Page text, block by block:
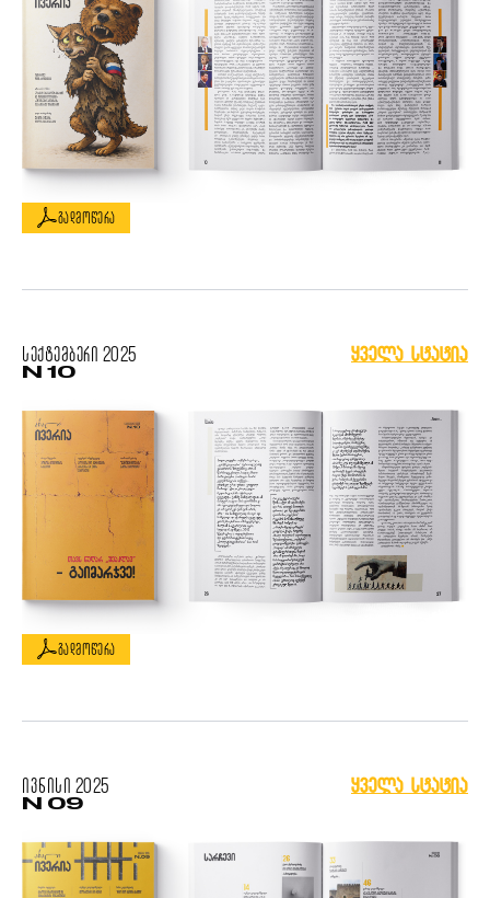
გადმოწერა
სექტემბერი 2025
N 10
ყველა სტატია
გადმოწერა
ივნისი 2025
N 09
ყველა სტატია